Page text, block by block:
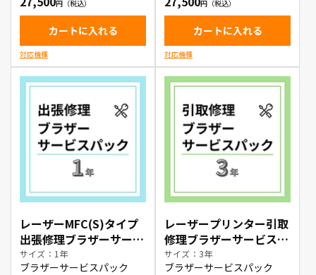
カートに入れる
対応機種
カートに入れる
対応機種
レーザーMFC(S)タイプ
出張修理ブラザーサービ
スパック1年
サイズ：1年
ブラザーサービスパック
レーザープリンター引取
修理ブラザーサービスパ
ック3年
サイズ：3年
ブラザーサービスパック